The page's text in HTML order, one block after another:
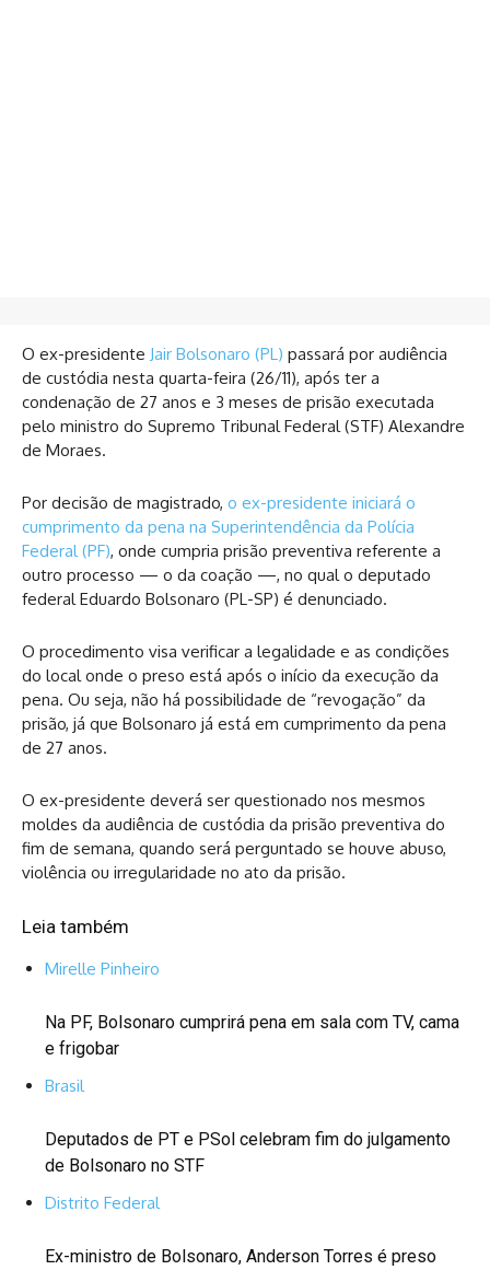
O ex-presidente Jair Bolsonaro (PL) passará por audiência
de custódia nesta quarta-feira (26/11), após ter a
condenação de 27 anos e 3 meses de prisão executada
pelo ministro do Supremo Tribunal Federal (STF) Alexandre
de Moraes.
Por decisão de magistrado, o ex-presidente iniciará o
cumprimento da pena na Superintendência da Polícia
Federal (PF), onde cumpria prisão preventiva referente a
outro processo — o da coação —, no qual o deputado
federal Eduardo Bolsonaro (PL-SP) é denunciado.
O procedimento visa verificar a legalidade e as condições
do local onde o preso está após o início da execução da
pena. Ou seja, não há possibilidade de “revogação” da
prisão, já que Bolsonaro já está em cumprimento da pena
de 27 anos.
O ex-presidente deverá ser questionado nos mesmos
moldes da audiência de custódia da prisão preventiva do
fim de semana, quando será perguntado se houve abuso,
violência ou irregularidade no ato da prisão.
Leia também
Mirelle Pinheiro
Na PF, Bolsonaro cumprirá pena em sala com TV, cama
e frigobar
Brasil
Deputados de PT e PSol celebram fim do julgamento
de Bolsonaro no STF
Distrito Federal
Ex-ministro de Bolsonaro, Anderson Torres é preso